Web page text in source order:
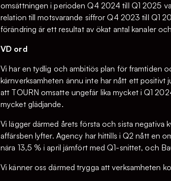
omsättningen i perioden Q4 2024 till Q1 2025
relation till motsvarande siffror Q4 2023 till Q1
förändring är ett resultat av ökat antal kanaler
VD ord
Vi har en tydlig och ambitiös plan för framtiden
kärnverksamheten ännu inte har nått ett positivt
att TOURN omsatte ungefär lika mycket i Q1
mycket glädjande.
Vi lägger därmed årets första och sista negativa
affärsben lyfter. Agency har hittills i Q2 nått en
nära 13,5 % i april jämfört med Q1-snittet, och
Vi känner oss därmed trygga att verksamheten